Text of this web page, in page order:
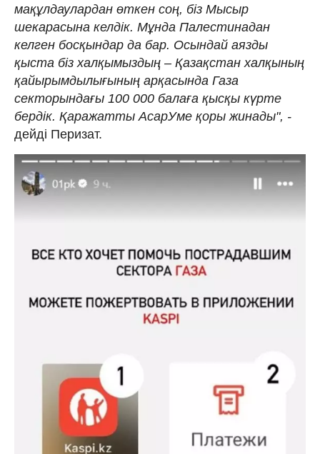
мақұлдаулардан өткен соң, біз Мысыр
шекарасына келдік. Мұнда Палестинадан
келген босқындар да бар. Осындай аязды
қыста біз халқымыздың – Қазақстан халқының
қайырымдылығының арқасында Газа
секторындағы 100 000 балаға қысқы күрте
бердік. Қаражатты АсарУме қоры жинады", -
дейді Перизат.